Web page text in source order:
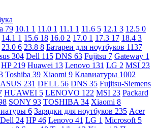
79 10.1 1 11.0 1 11.1 1 11.6 5 12.1 3 12.5 0
14.1 1 15.6 18 16.0 2 17.0 1 17.3 17 18.4 3
23.0 6 23.8 8 Батареи для ноутбуков 1137
304 Dell 115 DNS 63 Fujitsu 7 Gateway 1
HP 219 Huawei 13 Lenovo 131 LG 2 MSI 23
Toshiba 39 Xiaomi 9 Клавиатуры 1002
ASUS 231 DELL 56 DNS 35 Fujitsu-Siemens
HUAWEI 5 LENOVO 122 MSI 23 Packard
SONY 93 TOSHIBA 34 Xiaomi 8
6 Зарядки для ноутбуков 235 Acer
Dell 24 HP46 Lenovo 41 LG 1 Microsoft 5